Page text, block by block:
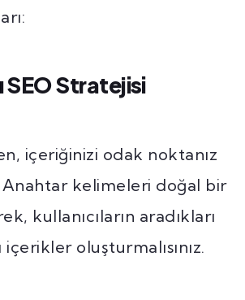
SEO Stratejisi
içeriğinizi odak noktanız
kelimeleri doğal bir
kullanıcıların aradıkları
oluşturmalısınız.